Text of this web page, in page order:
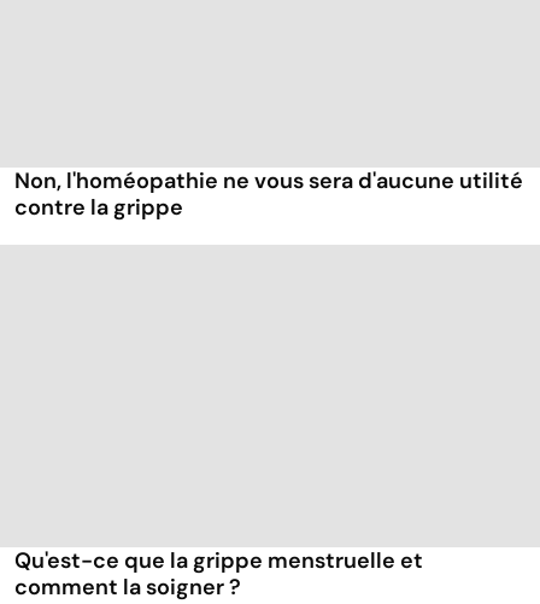
Non, l'homéopathie ne vous sera d'aucune utilité
contre la grippe
Qu'est-ce que la grippe menstruelle et
comment la soigner ?